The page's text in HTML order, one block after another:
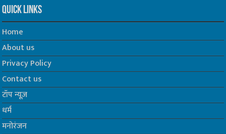
Quick Links
Home
About us
Privacy Policy
Contact us
टॉप न्यूज़
धर्म
मनोरंजन